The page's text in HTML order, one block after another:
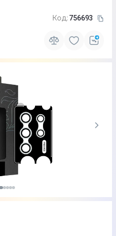
Код: 756693